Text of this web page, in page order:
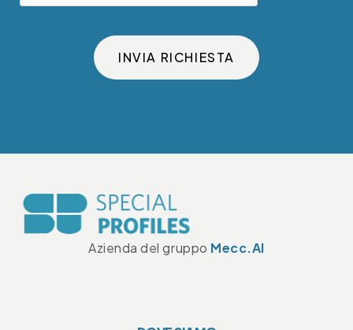
INVIA RICHIESTA
Azienda del gruppo Mecc.Al